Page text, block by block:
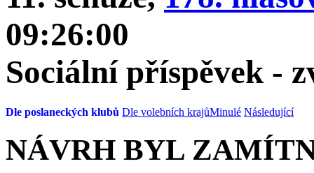
09:26:00
Sociální příspěvek -
Dle poslaneckých klubů Dle volebních krajůMinulé Následující
NÁVRH BYL